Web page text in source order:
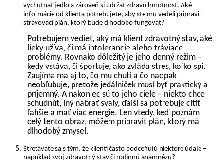
vychutnať jedlo a zároveň si udržať zdravú hmotnosť. Aké
informácie od klienta potrebujete, aby ste mu vedeli pripraviť
stravovací plán, ktorý bude dlhodobo fungovať?
Potrebujem vedieť, aký má klient zdravotný stav, aké
lieky užíva, či má intolerancie alebo tráviace
problémy. Rovnako dôležitý je jeho denný režim –
kedy vstáva, či športuje, ako zvláda stres, koľko spí.
Zaujíma ma aj to, čo mu chutí a čo naopak
neobľubuje, pretože jedálniček musí byť praktický a
príjemný. A nakoniec sú to jeho ciele – niekto chce
schudnúť, iný nabrať svaly, ďalší sa potrebuje cítiť
ľahšie a mať viac energie. Len vtedy, keď poznám
celý tento obraz, môžem pripraviť plán, ktorý má
dlhodobý zmysel.
Stretávate sa s tým, že klienti často podceňujú niektoré údaje –
napríklad svoj zdravotný stav či rodinnú anamnézu?